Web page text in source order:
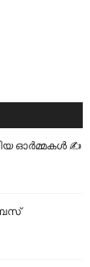
ഓർമ്മകൾ ✍️
ബസ്